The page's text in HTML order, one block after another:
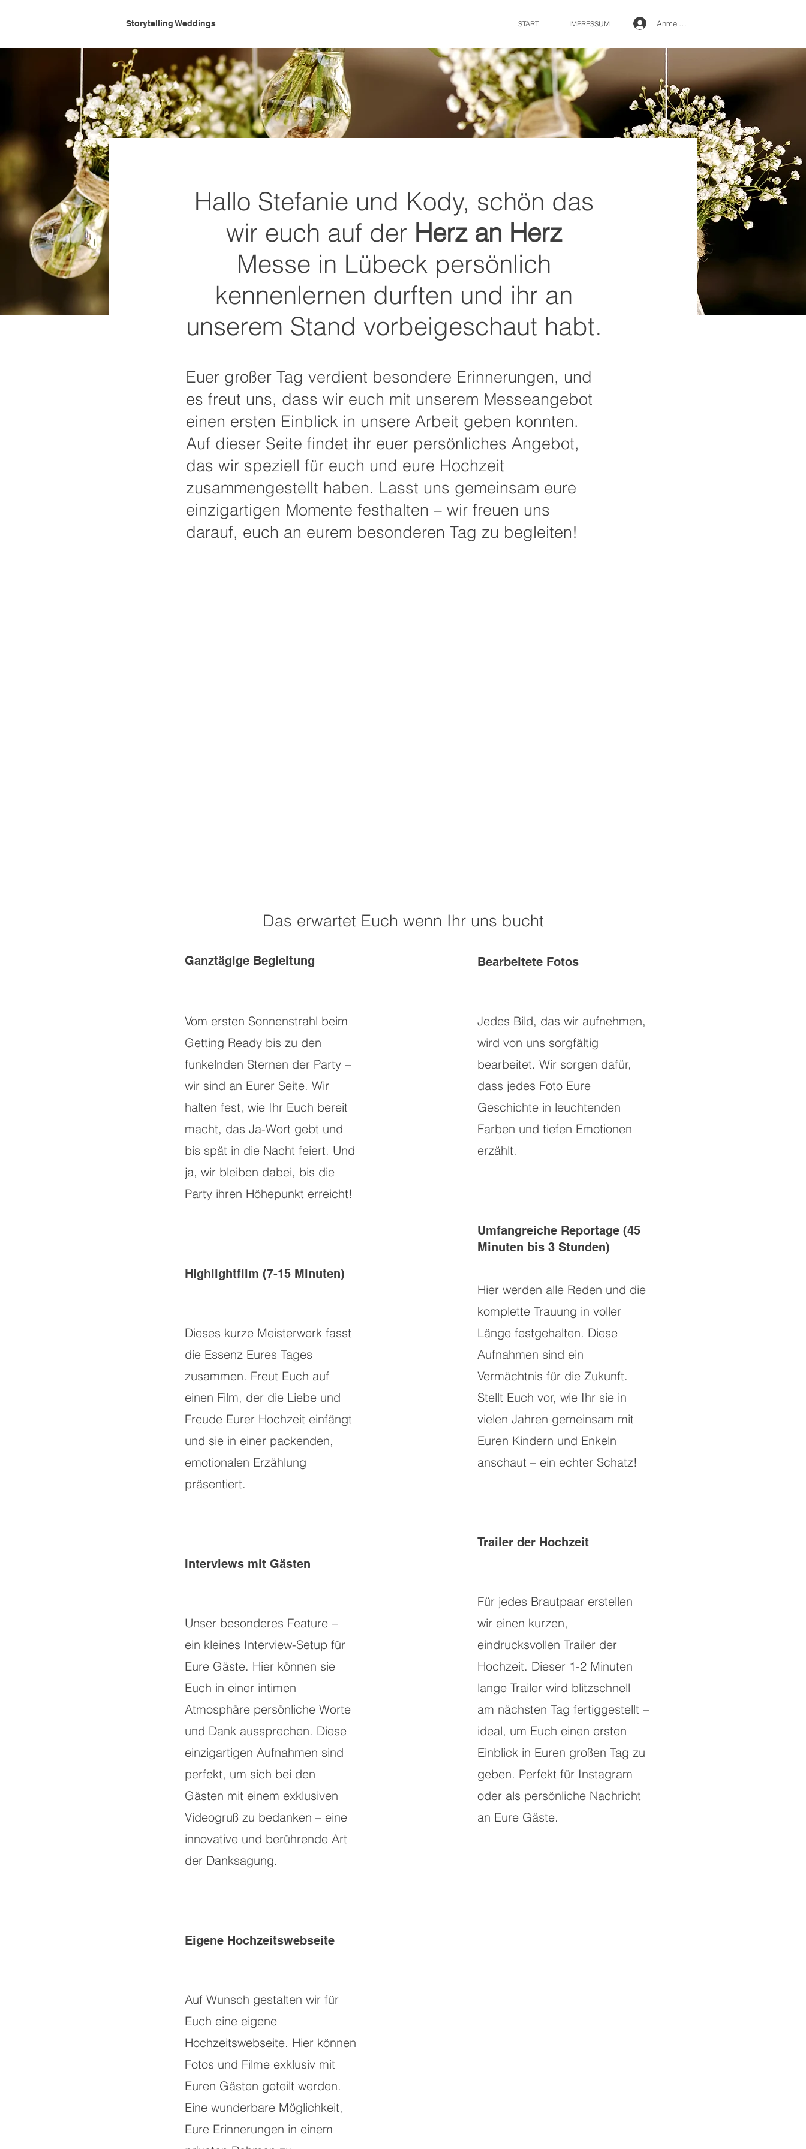
Storytelling Weddings START IMPRESSUM Anmelden
Hallo Stefanie und Kody, schön das
wir euch auf der Herz an Herz
Messe in Lübeck persönlich
kennenlernen durften und ihr an
unserem Stand vorbeigeschaut habt.
Euer großer Tag verdient besondere Erinnerungen, und
es freut uns, dass wir euch mit unserem Messeangebot
einen ersten Einblick in unsere Arbeit geben konnten.
Auf dieser Seite findet ihr euer persönliches Angebot,
das wir speziell für euch und eure Hochzeit
zusammengestellt haben. Lasst uns gemeinsam eure
einzigartigen Momente festhalten – wir freuen uns
darauf, euch an eurem besonderen Tag zu begleiten!
Das erwartet Euch wenn Ihr uns bucht
Ganztägige Begleitung
Vom ersten Sonnenstrahl beim
Getting Ready bis zu den
funkelnden Sternen der Party –
wir sind an Eurer Seite. Wir
halten fest, wie Ihr Euch bereit
macht, das Ja-Wort gebt und
bis spät in die Nacht feiert. Und
ja, wir bleiben dabei, bis die
Party ihren Höhepunkt erreicht!
Highlightfilm (7-15 Minuten)
Dieses kurze Meisterwerk fasst
die Essenz Eures Tages
zusammen. Freut Euch auf
einen Film, der die Liebe und
Freude Eurer Hochzeit einfängt
und sie in einer packenden,
emotionalen Erzählung
präsentiert.
Interviews mit Gästen
Unser besonderes Feature –
ein kleines Interview-Setup für
Eure Gäste. Hier können sie
Euch in einer intimen
Atmosphäre persönliche Worte
und Dank aussprechen. Diese
einzigartigen Aufnahmen sind
perfekt, um sich bei den
Gästen mit einem exklusiven
Videogruß zu bedanken – eine
innovative und berührende Art
der Danksagung.
Eigene Hochzeitswebseite
Auf Wunsch gestalten wir für
Euch eine eigene
Hochzeitswebseite. Hier können
Fotos und Filme exklusiv mit
Euren Gästen geteilt werden.
Eine wunderbare Möglichkeit,
Eure Erinnerungen in einem
Bearbeitete Fotos
Jedes Bild, das wir aufnehmen,
wird von uns sorgfältig
bearbeitet. Wir sorgen dafür,
dass jedes Foto Eure
Geschichte in leuchtenden
Farben und tiefen Emotionen
erzählt.
Umfangreiche Reportage (45
Minuten bis 3 Stunden)
Hier werden alle Reden und die
komplette Trauung in voller
Länge festgehalten. Diese
Aufnahmen sind ein
Vermächtnis für die Zukunft.
Stellt Euch vor, wie Ihr sie in
vielen Jahren gemeinsam mit
Euren Kindern und Enkeln
anschaut – ein echter Schatz!
Trailer der Hochzeit
Für jedes Brautpaar erstellen
wir einen kurzen,
eindrucksvollen Trailer der
Hochzeit. Dieser 1-2 Minuten
lange Trailer wird blitzschnell
am nächsten Tag fertiggestellt –
ideal, um Euch einen ersten
Einblick in Euren großen Tag zu
geben. Perfekt für Instagram
oder als persönliche Nachricht
an Eure Gäste.